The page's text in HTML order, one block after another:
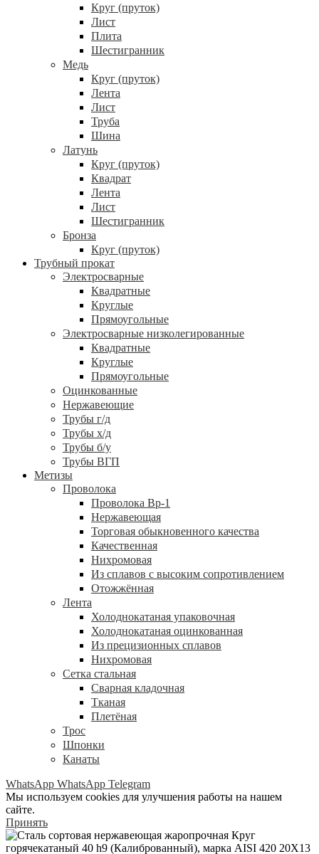
Круг (пруток)
Лист
Плита
Шестигранник
Медь
Круг (пруток)
Лента
Лист
Труба
Шина
Латунь
Круг (пруток)
Квадрат
Лента
Лист
Шестигранник
Бронза
Круг (пруток)
Трубный прокат
Электросварные
Квадратные
Круглые
Прямоугольные
Электросварные низколегированные
Квадратные
Круглые
Прямоугольные
Оцинкованные
Нержавеющие
Трубы г/д
Трубы х/д
Трубы б/у
Трубы ВГП
Метизы
Проволока
Проволока Вр-1
Нержавеющая
Торговая обыкновенного качества
Качественная
Нихромовая
Из сплавов с высоким сопротивлением
Отожжённая
Лента
Холоднокатаная упаковочная
Холоднокатаная оцинкованная
Из прецизионных сплавов
Нихромовая
Сетка стальная
Сварная кладочная
Тканая
Плетёная
Трос
Шпонки
Канаты
WhatsApp WhatsApp Telegram
Мы используем cookies для улучшения работы на нашем
сайте.
Принять